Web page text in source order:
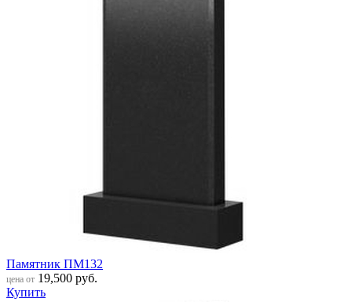
Памятник ПМ132
цена от 19,500 руб.
Купить